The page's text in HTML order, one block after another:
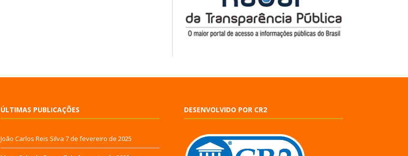
ÚLTIMAS PUBLICAÇÕES
João Carlos Reis Silva 7 de fevereiro de 2025
DESENVOLVIDO POR CR2